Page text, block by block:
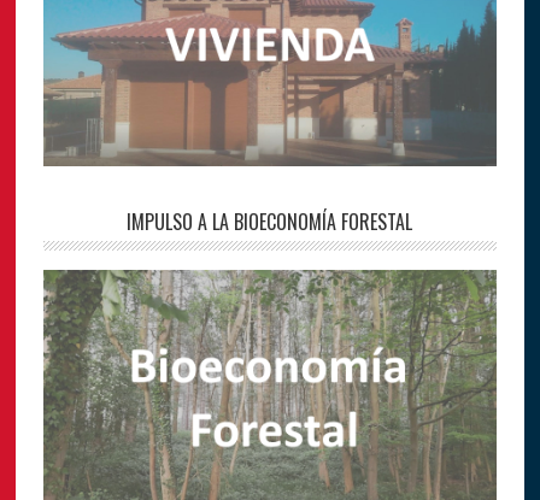
IMPULSO A LA BIOECONOMÍA FORESTAL